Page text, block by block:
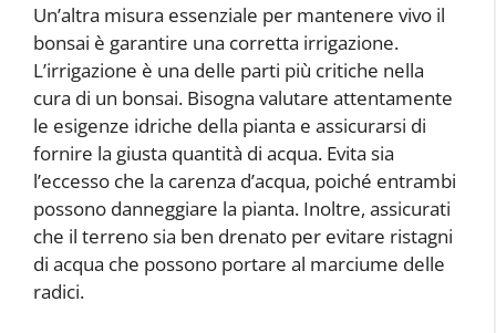
Un’altra misura essenziale per mantenere vivo il
bonsai è garantire una corretta irrigazione.
L’irrigazione è una delle parti più critiche nella
cura di un bonsai. Bisogna valutare attentamente
le esigenze idriche della pianta e assicurarsi di
fornire la giusta quantità di acqua. Evita sia
l’eccesso che la carenza d’acqua, poiché entrambi
possono danneggiare la pianta. Inoltre, assicurati
che il terreno sia ben drenato per evitare ristagni
di acqua che possono portare al marciume delle
radici.